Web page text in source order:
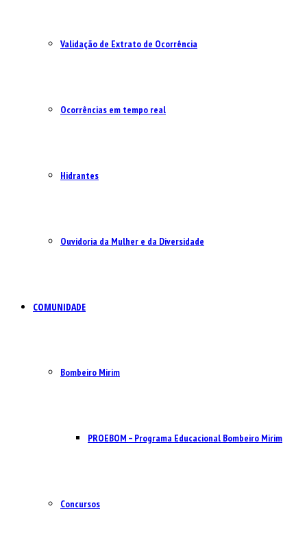
Validação de Extrato de Ocorrência
Ocorrências em tempo real
Hidrantes
Ouvidoria da Mulher e da Diversidade
COMUNIDADE
Bombeiro Mirim
PROEBOM – Programa Educacional Bombeiro Mirim
Concursos